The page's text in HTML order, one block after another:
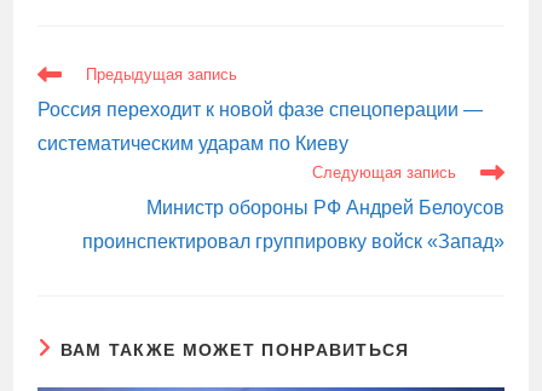
ЕЩЕ
СТАТЬИ
Предыдущая запись
Россия переходит к новой фазе спецоперации —
систематическим ударам по Киеву
Следующая запись
Министр обороны РФ Андрей Белоусов
проинспектировал группировку войск «Запад»
ВАМ ТАКЖЕ МОЖЕТ ПОНРАВИТЬСЯ